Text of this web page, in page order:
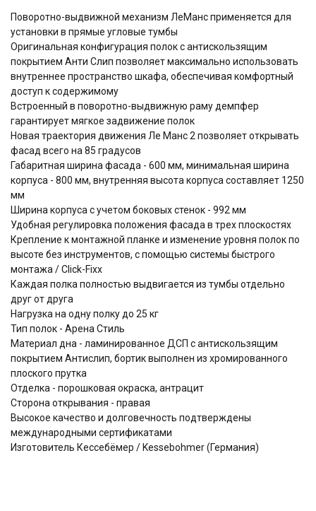
Поворотно-выдвижной механизм ЛеМанс применяется для
установки в прямые угловые тумбы
Оригинальная конфигурация полок с антискользящим
покрытием Анти Слип позволяет максимально использовать
внутреннее пространство шкафа, обеспечивая комфортный
доступ к содержимому
Встроенный в поворотно-выдвижную раму демпфер
гарантирует мягкое задвижение полок
Новая траектория движения Ле Манс 2 позволяет открывать
фасад всего на 85 градусов
Габаритная ширина фасада - 600 мм, минимальная ширина
корпуса - 800 мм, внутренняя высота корпуса составляет 1250
мм
Ширина корпуса с учетом боковых стенок - 992 мм
Удобная регулировка положения фасада в трех плоскостях
Крепление к монтажной планке и изменение уровня полок по
высоте без инструментов, с помощью системы быстрого
монтажа / Click-Fixx
Каждая полка полностью выдвигается из тумбы отдельно
друг от друга
Нагрузка на одну полку до 25 кг
Тип полок - Арена Стиль
Материал дна - ламинированное ДСП с антискользящим
покрытием Антислип, бортик выполнен из хромированного
плоского прутка
Отделка - порошковая окраска, антрацит
Сторона открывания - правая
Высокое качество и долговечность подтверждены
международными сертификатами
Изготовитель Кессебёмер / Kessebohmer (Германия)